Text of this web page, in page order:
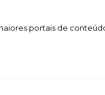
portais de